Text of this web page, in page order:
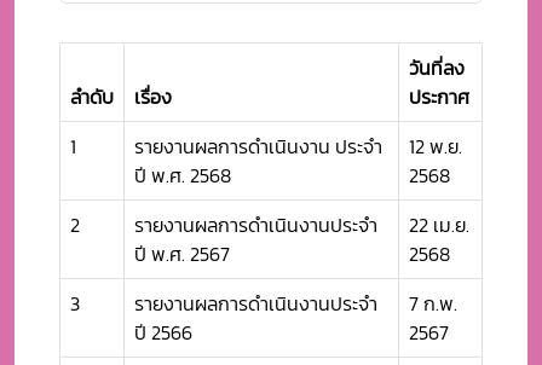
ลำดับ เรื่อง
วันที่ลง
ประกาศ
1
รายงานผลการดำเนินงาน ประจำ
ปี พ.ศ. 2568
12 พ.ย.
2568
2
รายงานผลการดำเนินงานประจำ
ปี พ.ศ. 2567
22 เม.ย.
2568
3
รายงานผลการดำเนินงานประจำ
ปี 2566
7 ก.พ.
2567